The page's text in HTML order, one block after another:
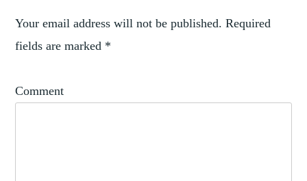
HISTORY
OF
THEMES,
Your email address will not be published. Required
fields are marked *
Comment